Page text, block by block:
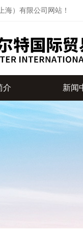
海）有限公司网站！
介 新闻